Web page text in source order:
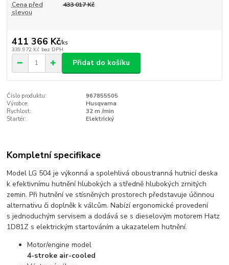
Cena před
slevou
433 017 Kč
411 366 Kč/ks
339 972 Kč bez DPH
Přidat do košíku
Číslo produktu:
967855505
Výrobce:
Husqvarna
Rychlost:
32 m /min
Startér:
Elektrický
Kompletní specifikace
Model LG 504 je výkonná a spolehlivá oboustranná hutnicí deska
k efektivnímu hutnění hlubokých a středně hlubokých zrnitých
zemin. Při hutnění ve stísněných prostorech představuje účinnou
alternativu či doplněk k válcům. Nabízí ergonomické provedení
s jednoduchým servisem a dodává se s dieselovým motorem Hatz
1D81Z s elektrickým startováním a ukazatelem hutnění.
Motor/engine model
4-stroke air-cooled